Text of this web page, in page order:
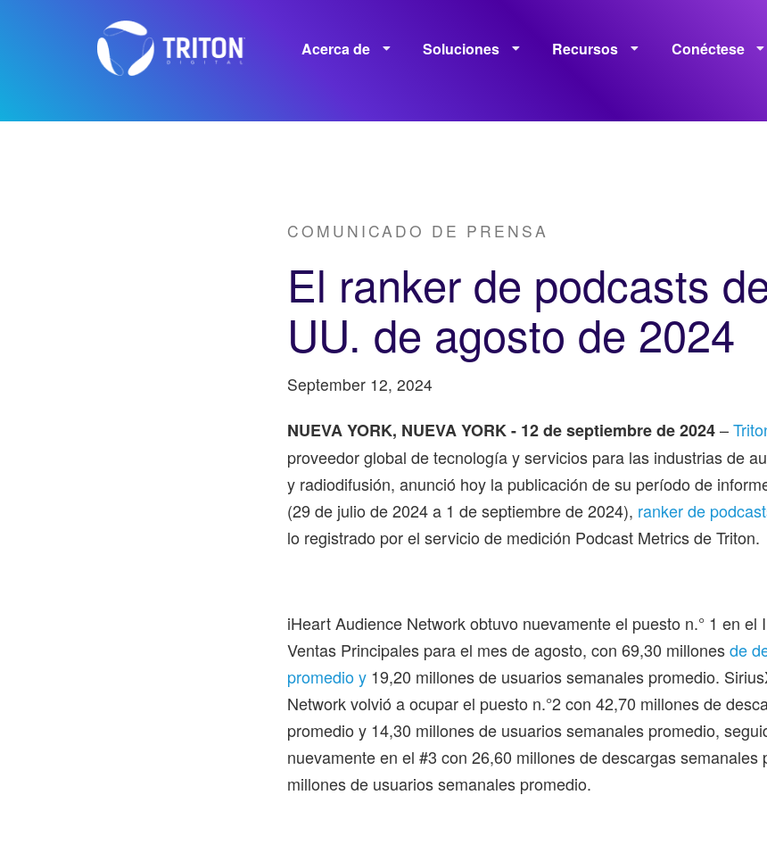
Acerca de Soluciones Recursos Conéctese
COMUNICADO DE PRENSA
El ranker de podcasts
UU. de agosto de 2024
September 12, 2024
NUEVA YORK, NUEVA YORK - 12 de septiembre de 2024–
proveedor global de tecnología y servicios para las industrias de
y radiodifusión, anunció hoy la publicación de su período de
(29 de julio de 2024 a 1 de septiembre de 2024), ranker de
lo registrado por el servicio de medición Podcast Metrics de Triton.
iHeart Audience Network obtuvo nuevamente el puesto n.° 1 en el
Ventas Principales para el mes de agosto, con 69,30 millonesde
promedio y 19,20 millones de usuarios semanales promedio.
Network volvió a ocupar el puesto n.°2 con 42,70 millones de
promedio y 14,30 millones de usuarios semanales promedio,
nuevamente en el #3 con 26,60 millones de descargas semanales
millones de usuarios semanales promedio.